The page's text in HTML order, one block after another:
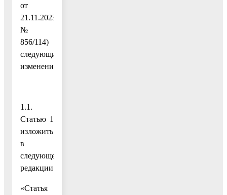
от
21.11.2023
№
856/114)
следующие
изменения:
1.1.
Статью 1
изложить
в
следующей
редакции:
«Статья